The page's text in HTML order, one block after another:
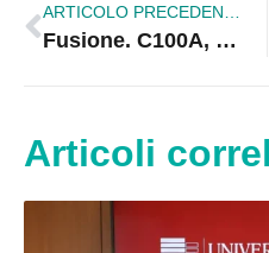
Fusione. C100A, convocata assemblea. Lassismo in Comune
Articoli